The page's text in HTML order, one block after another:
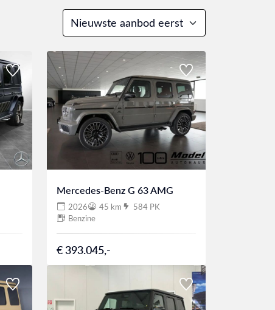
Mercedes-Benz G 63 AMG
2026 45 km
584 PK
Benzine
€ 393.045,-